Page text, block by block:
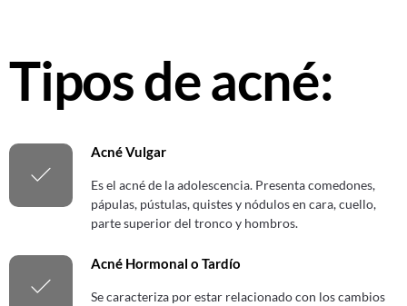
Tipos de acné:
Acné Vulgar
Es el acné de la adolescencia. Presenta comedones,
pápulas, pústulas, quistes y nódulos en cara, cuello,
parte superior del tronco y hombros.
Acné Hormonal o Tardío
Se caracteriza por estar relacionado con los cambios